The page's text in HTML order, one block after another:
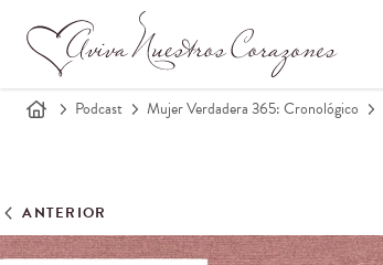
Podcast Mujer Verdadera 365: Cronológico
ANTERIOR